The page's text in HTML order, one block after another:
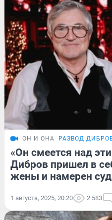
ОН И ОНА РАЗВОД
«Он смеется над
Дибров пришел в
жены и намерен
1 августа, 2025, 20:20 2 583